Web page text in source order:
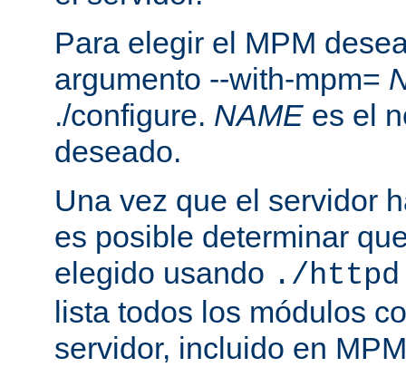
Para elegir el MPM
argumento --with-mpm=
./configure. NAME es el
deseado.
Una vez que el servidor
es posible determinar
elegido usando ./
lista todos los módulos
servidor, incluido en